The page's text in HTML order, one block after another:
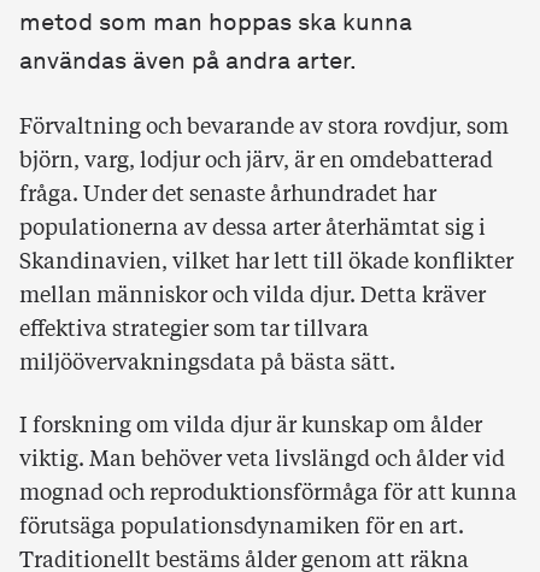
metod som man hoppas ska kunna
användas även på andra arter.
Förvaltning och bevarande av stora rovdjur, som
björn, varg, lodjur och järv, är en omdebatterad
fråga. Under det senaste århundradet har
populationerna av dessa arter återhämtat sig i
Skandinavien, vilket har lett till ökade konflikter
mellan människor och vilda djur. Detta kräver
effektiva strategier som tar tillvara
miljöövervakningsdata på bästa sätt.
I forskning om vilda djur är kunskap om ålder
viktig. Man behöver veta livslängd och ålder vid
mognad och reproduktionsförmåga för att kunna
förutsäga populationsdynamiken för en art.
Traditionellt bestäms ålder genom att räkna